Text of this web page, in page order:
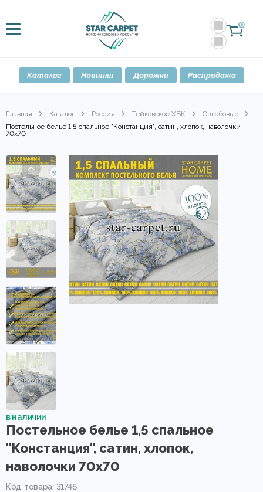
0
Каталог Новинки Дорожки Распродажа
Главная Каталог Россия Тейковское ХБК
С любовью
Постельное белье 1,5 спальное "Констанция", сатин, хлопок, наволочки
70х70
в наличии
Постельное белье 1,5 спальное
"Констанция", сатин, хлопок,
наволочки 70х70
Код товара: 31746